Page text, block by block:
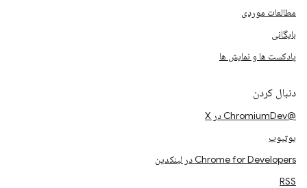
مطالعات موردی
بایگانی
پادکست ها و نمایش ها
دنبال کردن
@ChromiumDev در X
یوتیوب
Chrome for Developers در لینکدین
RSS